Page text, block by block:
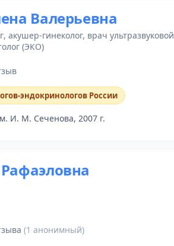
Валерьевна
, акушер-гинеколог, врач ультразвуковой
(ЭКО)
эндокринологов России
И. М. Сеченова, 2007 г.
(1 анонимный)